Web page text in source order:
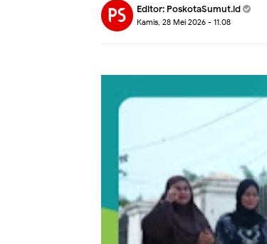
Editor: PoskotaSumut.id
Kamis, 28 Mei 2026 - 11.08